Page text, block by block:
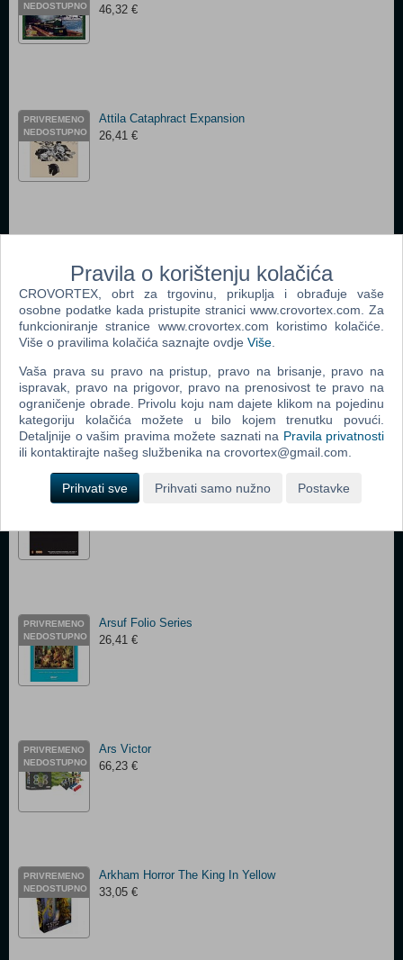
NEDOSTUPNO 46,32 €
PRIVREMENO
NEDOSTUPNO
Attila Cataphract Expansion
26,41 €
PRIVREMENO
NEDOSTUPNO
Assassin's Creed Arena Board Game
52,96 €
Advanced Squad Leader Starter Kit #3
PRIVREMENO
NEDOSTUPNO
Arsuf Folio Series
26,41 €
PRIVREMENO
NEDOSTUPNO
Ars Victor
66,23 €
PRIVREMENO
NEDOSTUPNO
Arkham Horror The King In Yellow
33,05 €
Pravila o korištenju kolačića
CROVORTEX, obrt za trgovinu, prikuplja i obrađuje vaše
osobne podatke kada pristupite stranici www.crovortex.com. Za
funkcioniranje stranice www.crovortex.com koristimo kolačiće.
Više o pravilima kolačića saznajte ovdje Više
Vaša prava su pravo na pristup, pravo na brisanje, pravo na
ispravak, pravo na prigovor, pravo na prenosivost te pravo na
ograničenje obrade. Privolu koju nam dajete klikom na pojedinu
kategoriju kolačića možete u bilo kojem trenutku povući.
Detaljnije o vašim pravima možete saznati na Pravila privatnosti
ili kontaktirajte našeg službenika na crovortex@gmail.com.
Prihvati sve Prihvati samo nužno Postavke